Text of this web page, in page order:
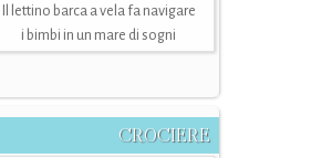
Il lettino barca a vela fa navigare
i bimbi in un mare di sogni
CROCIERE